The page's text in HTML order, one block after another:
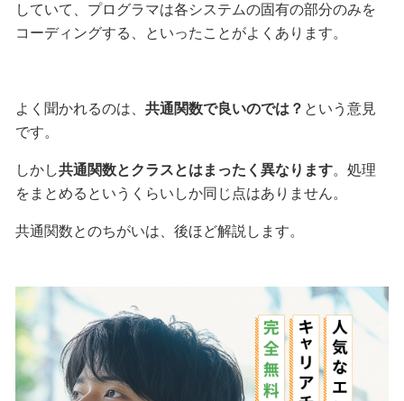
していて、プログラマは各システムの固有の部分のみを
コーディングする、といったことがよくあります。
よく聞かれるのは、 共通関数で良いのでは？ という意見
です。
しかし共通関数とクラスとはまったく異なります。処理
をまとめるというくらいしか同じ点はありません。
共通関数とのちがいは、後ほど解説します。